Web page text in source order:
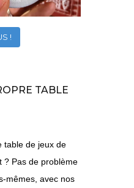
|EN COOP'| EN
!
TABLE
table de jeux de
? Pas de problème
mêmes, avec nos